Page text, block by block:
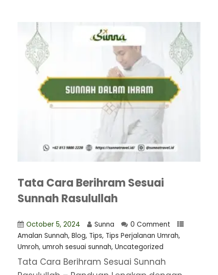
Tata Cara Berihram Sesuai
Sunnah Rasulullah
October 5, 2024 Sunna
0 Comment
Amalan Sunnah, Blog, Tips, Tips Perjalanan Umrah,
Umroh, umroh sesuai sunnah, Uncategorized
Tata Cara Berihram Sesuai Sunnah